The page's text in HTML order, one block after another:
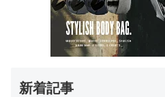
新着記事